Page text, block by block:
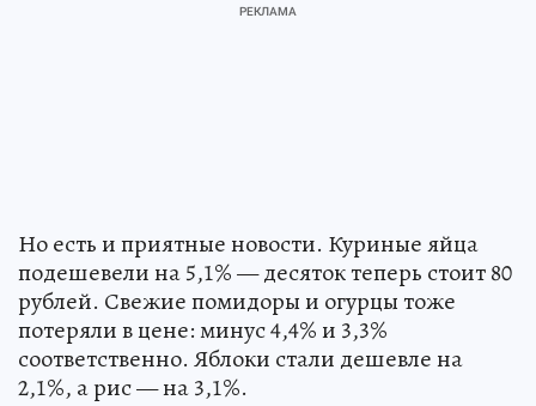
Но есть и приятные новости. Куриные яйца
подешевели на 5,1% — десяток теперь стоит 80
рублей. Свежие помидоры и огурцы тоже
потеряли в цене: минус 4,4% и 3,3%
соответственно. Яблоки стали дешевле на
2,1%, а рис — на 3,1%.